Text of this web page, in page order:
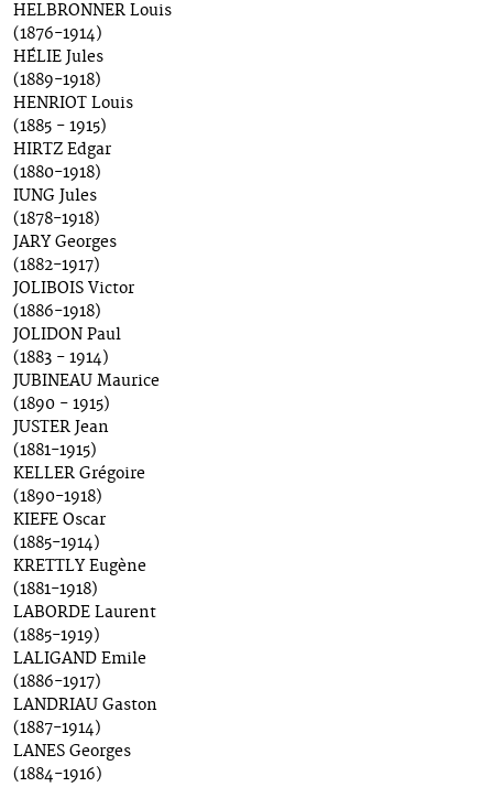
HELBRONNER Louis
(1876-1914)
HÉLIE Jules
(1889-1918)
HENRIOT Louis
(1885 - 1915)
HIRTZ Edgar
(1880-1918)
IUNG Jules
(1878-1918)
JARY Georges
(1882-1917)
JOLIBOIS Victor
(1886-1918)
JOLIDON Paul
(1883 - 1914)
JUBINEAU Maurice
(1890 - 1915)
JUSTER Jean
(1881-1915)
KELLER Grégoire
(1890-1918)
KIEFE Oscar
(1885-1914)
KRETTLY Eugène
(1881-1918)
LABORDE Laurent
(1885-1919)
LALIGAND Emile
(1886-1917)
LANDRIAU Gaston
(1887-1914)
LANES Georges
(1884-1916)